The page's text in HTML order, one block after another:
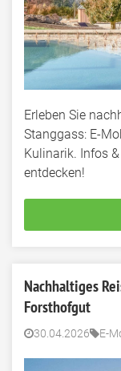
Erleben Sie
Stanggass: E-
Kulinarik. Infos
entdecken!
Nachhaltiges
Forsthofgut
30.04.2026 E-